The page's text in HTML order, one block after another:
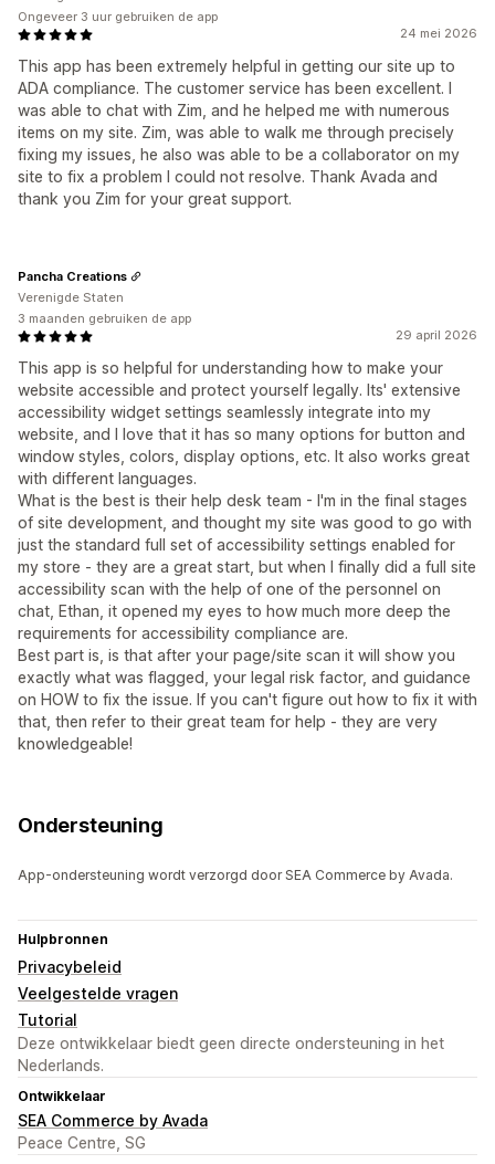
24 mei 2026
This app has been extremely helpful in getting our site up to
ADA compliance. The customer service has been excellent. I
was able to chat with Zim, and he helped me with numerous
items on my site. Zim, was able to walk me through precisely
fixing my issues, he also was able to be a collaborator on my
site to fix a problem I could not resolve. Thank Avada and
thank you Zim for your great support.
Ongeveer 3 uur gebruiken de app
29 april 2026
This app is so helpful for understanding how to make your
website accessible and protect yourself legally. Its' extensive
accessibility widget settings seamlessly integrate into my
website, and I love that it has so many options for button and
window styles, colors, display options, etc. It also works great
with different languages.
What is the best is their help desk team - I'm in the final stages
of site development, and thought my site was good to go with
just the standard full set of accessibility settings enabled for
my store - they are a great start, but when I finally did a full site
accessibility scan with the help of one of the personnel on
chat, Ethan, it opened my eyes to how much more deep the
requirements for accessibility compliance are.
Best part is, is that after your page/site scan it will show you
exactly what was flagged, your legal risk factor, and guidance
on HOW to fix the issue. If you can't figure out how to fix it with
that, then refer to their great team for help - they are very
knowledgeable!
Pancha Creations
Verenigde Staten
3 maanden gebruiken de app
Ondersteuning
App-ondersteuning wordt verzorgd door SEA Commerce by Avada.
Hulpbronnen
Privacybeleid
Veelgestelde vragen
Tutorial
Deze ontwikkelaar biedt geen directe ondersteuning in het
Nederlands.
Ontwikkelaar
SEA Commerce by Avada
Peace Centre, SG